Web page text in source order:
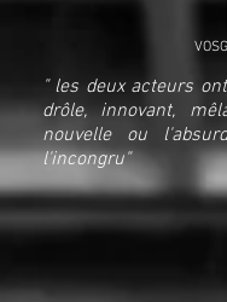
" les deux acteurs
drôle, innovant,
nouvelle ou
l'incongru"